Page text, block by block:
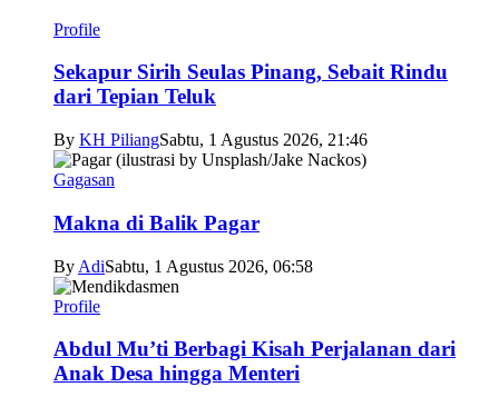
Profile
Sekapur Sirih Seulas Pinang, Sebait Rindu
dari Tepian Teluk
By KH PiliangSabtu, 1 Agustus 2026, 21:46
Gagasan
Makna di Balik Pagar
By AdiSabtu, 1 Agustus 2026, 06:58
Profile
Abdul Mu’ti Berbagi Kisah Perjalanan dari
Anak Desa hingga Menteri